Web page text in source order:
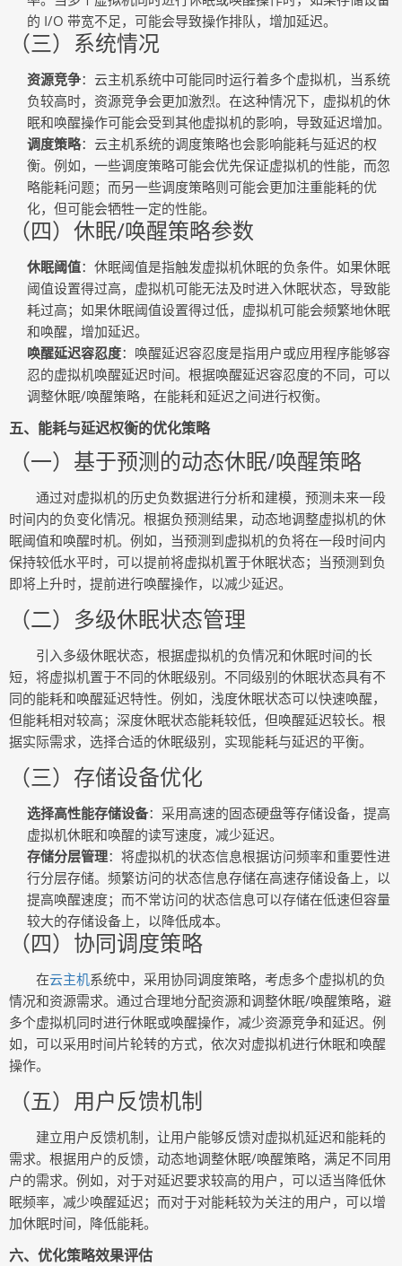
的 I/O 带宽不足，可能会导致操作排队，增加延迟。
（三）系统情况
资源竞争：云主机系统中可能同时运行着多个虚拟机，当系统
负较高时，资源竞争会更加激烈。在这种情况下，虚拟机的休
眠和唤醒操作可能会受到其他虚拟机的影响，导致延迟增加。
调度策略：云主机系统的调度策略也会影响能耗与延迟的权
衡。例如，一些调度策略可能会优先保证虚拟机的性能，而忽
略能耗问题；而另一些调度策略则可能会更加注重能耗的优
化，但可能会牺牲一定的性能。
（四）休眠/唤醒策略参数
休眠阈值：休眠阈值是指触发虚拟机休眠的负条件。如果休眠
阈值设置得过高，虚拟机可能无法及时进入休眠状态，导致能
耗过高；如果休眠阈值设置得过低，虚拟机可能会频繁地休眠
和唤醒，增加延迟。
唤醒延迟容忍度：唤醒延迟容忍度是指用户或应用程序能够容
忍的虚拟机唤醒延迟时间。根据唤醒延迟容忍度的不同，可以
调整休眠/唤醒策略，在能耗和延迟之间进行权衡。
五、能耗与延迟权衡的优化策略
（一）基于预测的动态休眠/唤醒策略
通过对虚拟机的历史负数据进行分析和建模，预测未来一段
时间内的负变化情况。根据负预测结果，动态地调整虚拟机的休
眠阈值和唤醒时机。例如，当预测到虚拟机的负将在一段时间内
保持较低水平时，可以提前将虚拟机置于休眠状态；当预测到负
即将上升时，提前进行唤醒操作，以减少延迟。
（二）多级休眠状态管理
引入多级休眠状态，根据虚拟机的负情况和休眠时间的长
短，将虚拟机置于不同的休眠级别。不同级别的休眠状态具有不
同的能耗和唤醒延迟特性。例如，浅度休眠状态可以快速唤醒，
但能耗相对较高；深度休眠状态能耗较低，但唤醒延迟较长。根
据实际需求，选择合适的休眠级别，实现能耗与延迟的平衡。
（三）存储设备优化
选择高性能存储设备：采用高速的固态硬盘等存储设备，提高
虚拟机休眠和唤醒的读写速度，减少延迟。
存储分层管理：将虚拟机的状态信息根据访问频率和重要性进
行分层存储。频繁访问的状态信息存储在高速存储设备上，以
提高唤醒速度；而不常访问的状态信息可以存储在低速但容量
较大的存储设备上，以降低成本。
（四）协同调度策略
在云主机系统中，采用协同调度策略，考虑多个虚拟机的负
情况和资源需求。通过合理地分配资源和调整休眠/唤醒策略，避
多个虚拟机同时进行休眠或唤醒操作，减少资源竞争和延迟。例
如，可以采用时间片轮转的方式，依次对虚拟机进行休眠和唤醒
操作。
（五）用户反馈机制
建立用户反馈机制，让用户能够反馈对虚拟机延迟和能耗的
需求。根据用户的反馈，动态地调整休眠/唤醒策略，满足不同用
户的需求。例如，对于对延迟要求较高的用户，可以适当降低休
眠频率，减少唤醒延迟；而对于对能耗较为关注的用户，可以增
加休眠时间，降低能耗。
六、优化策略效果评估